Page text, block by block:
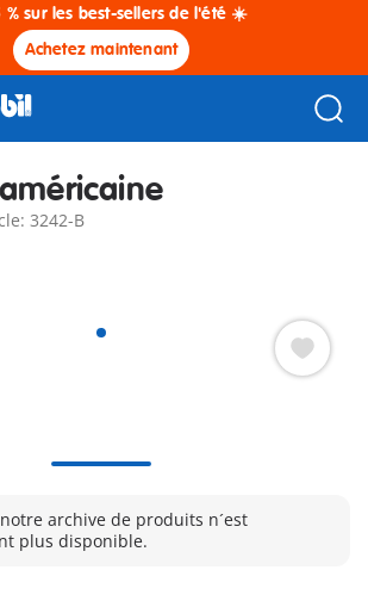
sur les best-sellers de l'été ☀️
Achetez maintenant
3242-B
archive de produits n´est
plus disponible.